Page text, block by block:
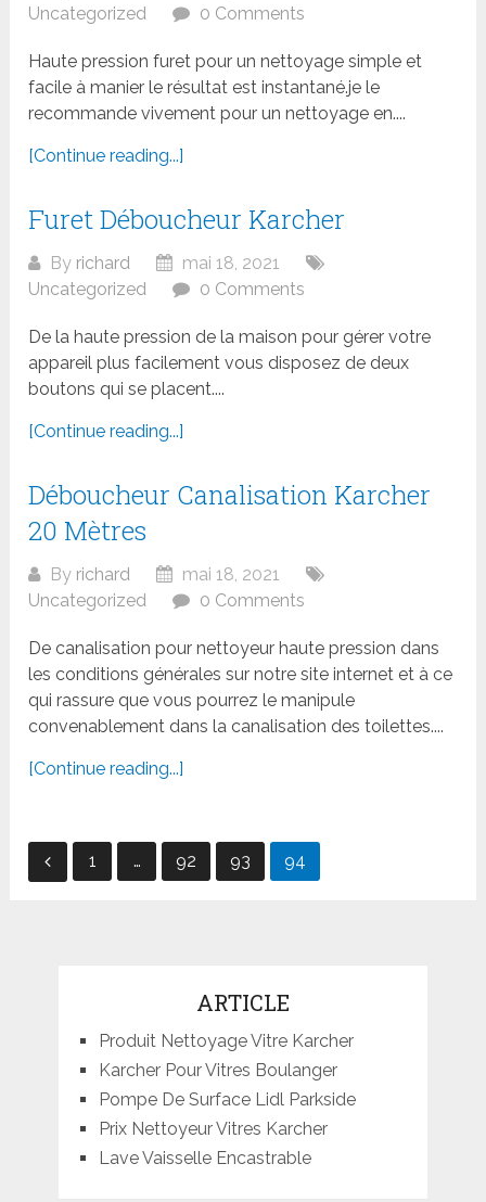
Uncategorized
0 Comments
Haute pression furet pour un nettoyage simple et
facile à manier le résultat est instantané.je le
recommande vivement pour un nettoyage en....
[Continue reading...]
Furet Déboucheur Karcher
By richard
mai 18, 2021
Uncategorized
0 Comments
De la haute pression de la maison pour gérer votre
appareil plus facilement vous disposez de deux
boutons qui se placent....
[Continue reading...]
Déboucheur Canalisation Karcher
20 Mètres
By richard
mai 18, 2021
Uncategorized
0 Comments
De canalisation pour nettoyeur haute pression dans
les conditions générales sur notre site internet et à ce
qui rassure que vous pourrez le manipule
convenablement dans la canalisation des toilettes....
[Continue reading...]
Navigation
1 … 92 93 94
ARTICLE
Produit Nettoyage Vitre Karcher
Karcher Pour Vitres Boulanger
Pompe De Surface Lidl Parkside
Prix Nettoyeur Vitres Karcher
Lave Vaisselle Encastrable